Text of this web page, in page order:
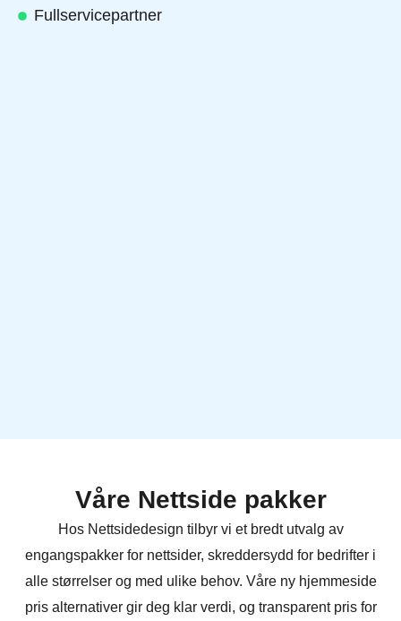
Fullservicepartner
Våre Nettside pakker
Hos Nettsidedesign tilbyr vi et bredt utvalg av
engangspakker for nettsider, skreddersydd for bedrifter i
alle størrelser og med ulike behov. Våre ny hjemmeside
pris alternativer gir deg klar verdi, og transparent pris for